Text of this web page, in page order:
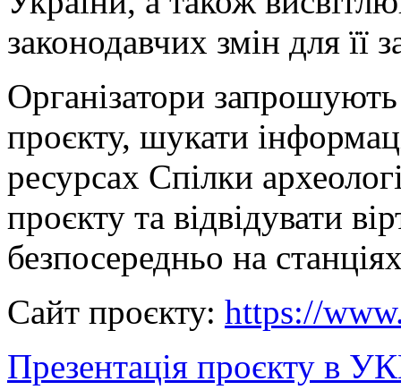
законодавчих змін для її
Організатори
проєкту, шукати
ресурсах Спілки
проєкту та відвідувати
безпосередньо на
Сайт проєкту: https://
Презентація проєкту в